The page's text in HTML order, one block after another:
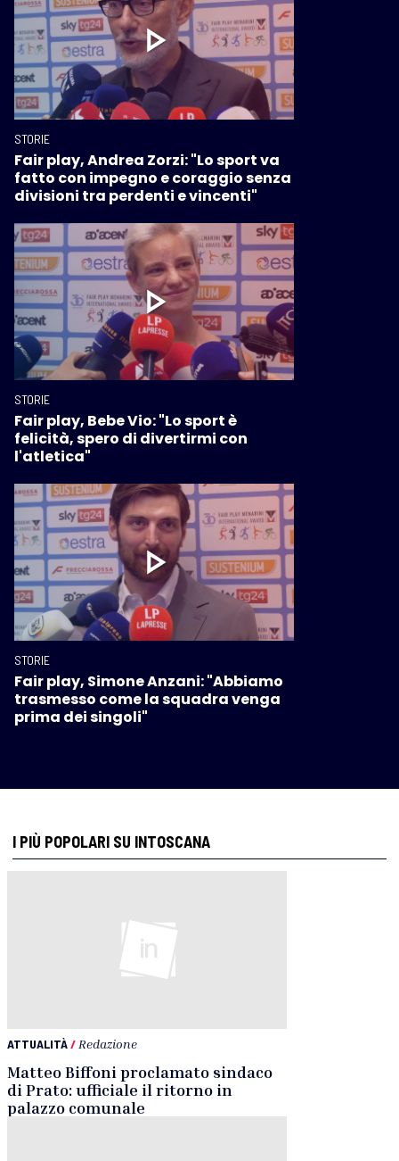
STORIE
Fair play, Andrea Zorzi: "Lo sport va
fatto con impegno e coraggio senza
divisioni tra perdenti e vincenti"
STORIE
Fair play, Bebe Vio: "Lo sport è
felicità, spero di divertirmi con
l'atletica"
STORIE
Fair play, Simone Anzani: "Abbiamo
trasmesso come la squadra venga
prima dei singoli"
I PIÙ POPOLARI SU INTOSCANA
ATTUALITÀ/ Redazione
Matteo Biffoni proclamato sindaco
di Prato: ufficiale il ritorno in
palazzo comunale